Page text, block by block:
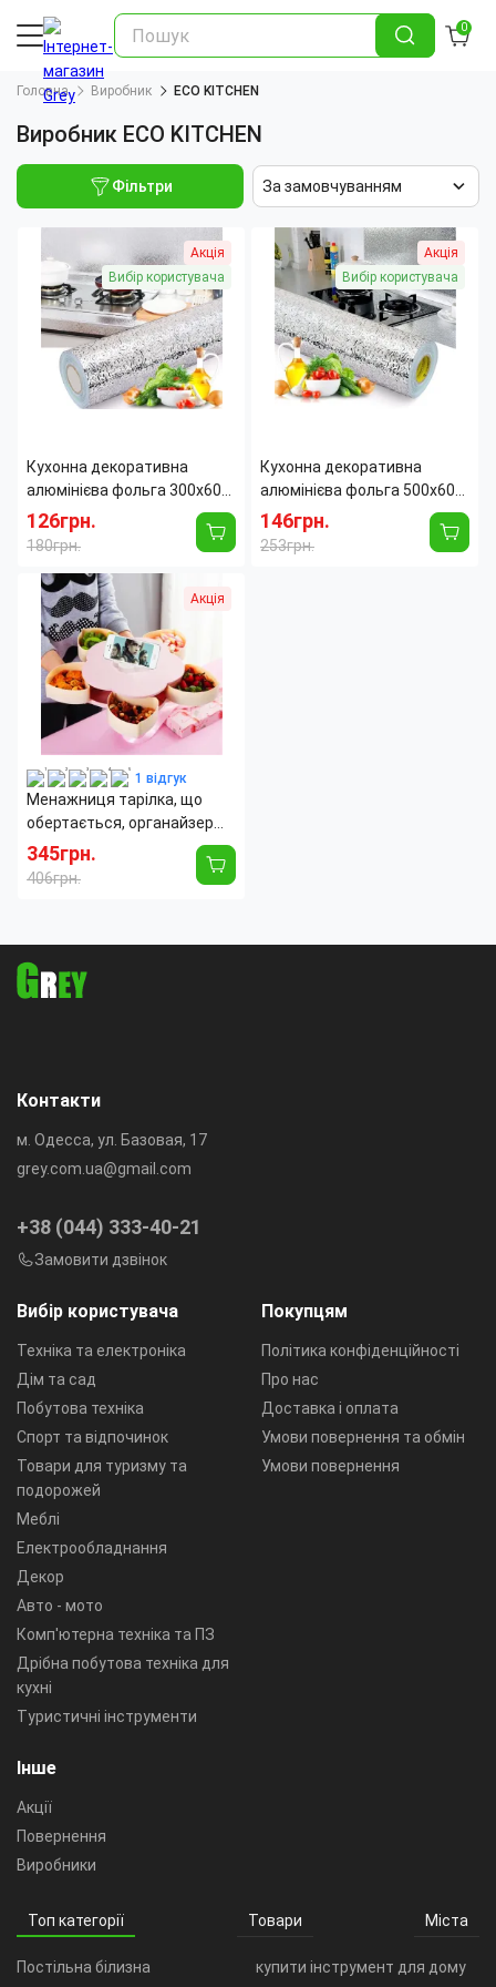
0
Головна Виробник ECO KITCHEN
Виробник ECO KITCHEN
Фільтри За замовчуванням
Акція
Вибір користувача
Кухонна декоративна
алюмінієва фольга 300х60
см, самоклейна,
маслостійка
126грн.
180грн.
Длина:3 м
Ширина:60 см
Страна производитель:
Акція
Вибір користувача
Кухонна декоративна
алюмінієва фольга 500х60
см, самоклейна,
маслостійка
146грн.
253грн.
Акція
1 відгук
Менажниця тарілка, що
обертається, органайзер
для закусок з підставкою
під телефон Flower Candy
345грн.
406грн.
Высота:6.5 мм
Диаметр:
Вибір користувача
Техніка та електроніка
Дім та сад
Побутова техніка
Спорт та відпочинок
Товари для туризму та
подорожей
Меблі
Електрообладнання
Декор
Авто - мото
Комп'ютерна техніка та ПЗ
Дрібна побутова техніка для
кухні
Туристичні інструменти
Покупцям
Політика конфіденційності
Про нас
Доставка і оплата
Умови повернення та обмін
Умови повернення
Інше
Акції
Повернення
Виробники
Контакти
м. Одесса, ул. Базовая, 17
grey.com.ua@gmail.com
+38 (044) 333-40-21
Замовити дзвінок
Топ категорії Товари Міста
Постільна білизна купити інструмент для дому